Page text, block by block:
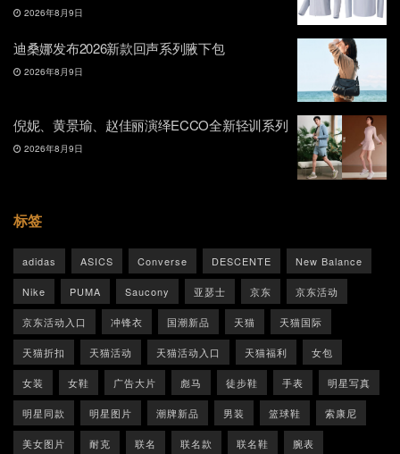
2026年8月9日
迪桑娜发布2026新款回声系列腋下包
2026年8月9日
倪妮、黄景瑜、赵佳丽演绎ECCO全新轻训系列
2026年8月9日
标签
adidas ASICS Converse DESCENTE New Balance
Nike PUMA Saucony 亚瑟士 京东 京东活动
京东活动入口 冲锋衣 国潮新品 天猫 天猫国际
天猫折扣 天猫活动 天猫活动入口 天猫福利 女包
女装 女鞋 广告大片 彪马 徒步鞋 手表 明星写真
明星同款 明星图片 潮牌新品 男装 篮球鞋 索康尼
美女图片 耐克 联名 联名款 联名鞋 腕表